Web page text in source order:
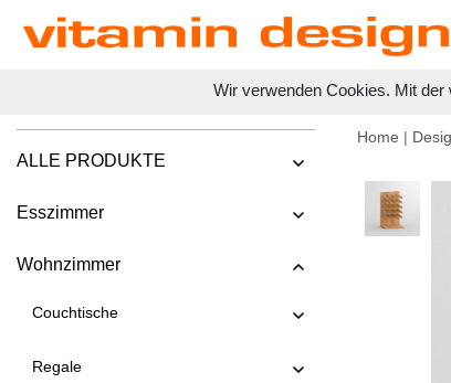
Wir verwenden Cookies. Mit
ALLE PRODUKTE
Esszimmer
Wohnzimmer
Couchtische
Regale
Home |